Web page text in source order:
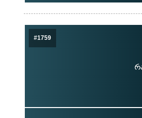
#1759